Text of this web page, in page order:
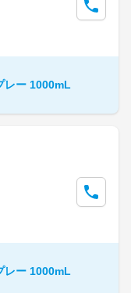
レー 1000mL
レー 1000mL